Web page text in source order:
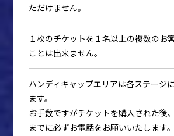
ただけません。
１枚のチケットを１名以上の複数のお
ことは出来ません。
ハンディキャップエリアは各ステージ
ます。
お手数ですがチケットを購入された後
までに必ずお電話をお願いいたします。